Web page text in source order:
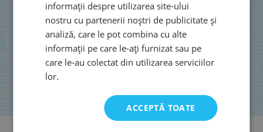
informații despre utilizarea site-ului
nostru cu partenerii noștri de publicitate și
analiză, care le pot combina cu alte
informații pe care le-ați furnizat sau pe
care le-au colectat din utilizarea serviciilor
lor.
ACCEPTĂ TOATE